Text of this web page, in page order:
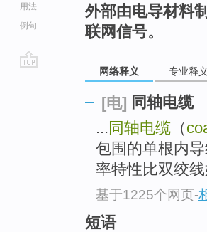
用法
例句
外部由电导材料
联网信号。
网络释义 专业释义
[电] 同轴电缆
... 同轴电缆 （
包围的单根内
率特性比双绞
基于1225个网页-
短语